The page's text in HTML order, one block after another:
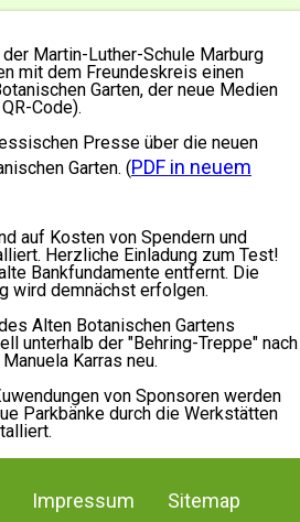
Martin-Luther-Schule Marburg
mit dem Freundeskreis einen
Garten, der neue Medien
Code).
Presse über die neuen
Garten. (PDF in neuem
auf Kosten von Spendern und
Herzliche Einladung zum Test!
Bankfundamente entfernt. Die
wird demnächst erfolgen.
Alten Botanischen Gartens
unterhalb der "Behring-Treppe" nach
Karras neu.
von Sponsoren werden
Parkbänke durch die Werkstätten
Impressum Sitemap